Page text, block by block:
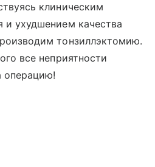
клиническим
и ухудшением качества
тонзиллэктомию.
все неприятности
операцию!